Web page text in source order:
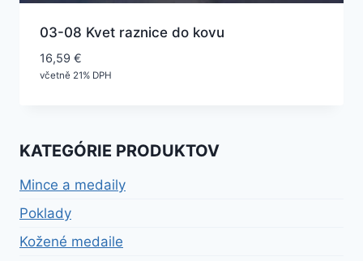
03-08 Kvet raznice do kovu
16,59 €
včetně 21% DPH
KATEGÓRIE PRODUKTOV
Mince a medaily
Poklady
Kožené medaile